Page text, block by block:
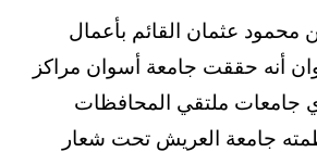
محمود عثمان القائم بأعمال
أنه حققت جامعة أسوان مراكز
جامعات ملتقي المحافظات
جامعة العريش تحت شعار